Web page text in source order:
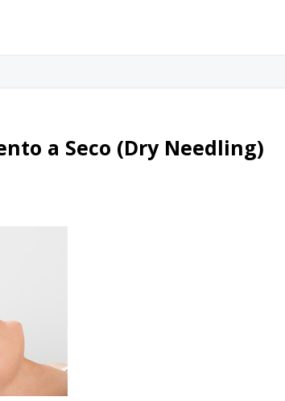
a Seco (Dry Needling)